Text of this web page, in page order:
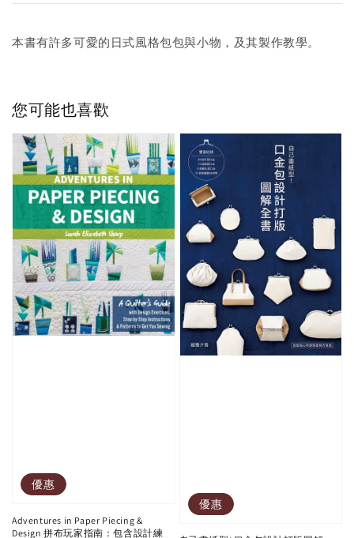
本書有許多可愛的日式風格包包與小物，及其製作教學。
您可能也喜歡
優惠
Adventures in Paper Piecing &
Design 拼布玩家指南：包含設計練
優惠